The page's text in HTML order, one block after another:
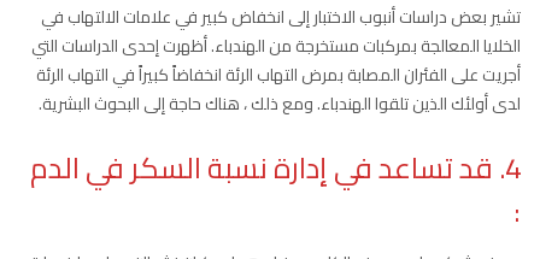
تشير بعض دراسات أنبوب الاختبار إلى انخفاض كبير في علامات الالتهاب في
الخلايا المعالجة بمركبات مستخرجة من الهندباء. أظهرت إحدى الدراسات التي
أجريت على الفئران المصابة بمرض التهاب الرئة انخفاضاً كبيراً في التهاب الرئة
لدى أولئك الذين تلقوا الهندباء. ومع ذلك ، هناك حاجة إلى البحوث البشرية.
4. قد تساعد في إدارة نسبة السكر في الدم
: